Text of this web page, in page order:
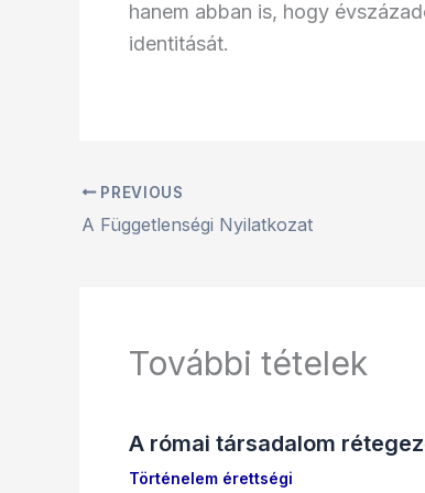
hanem abban is, hogy
identitását.
PREVIOUS
A Függetlenségi Nyilatkozat
További tételek
A római társadalom
Történelem érettségi